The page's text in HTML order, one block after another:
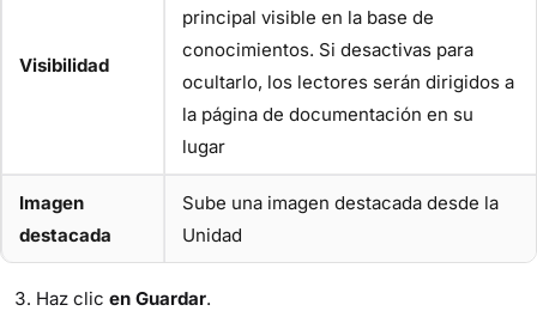
Visibilidad
principal visible en la base de
conocimientos. Si desactivas para
ocultarlo, los lectores serán dirigidos a
la página de documentación en su
lugar
Imagen
destacada
Sube una imagen destacada desde la
Unidad
Haz clic en Guardar.